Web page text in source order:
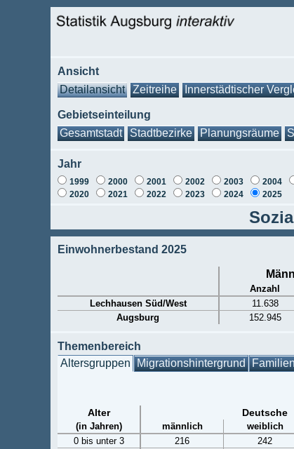
Ansicht
Detailansicht
Zeitreihe Innerstädtischer
Gebietseinteilung
Gesamtstadt
Stadtbezirke Planungsräume
Jahr
1999 2000 2001 2002 2003 2004
2020
2021 2022 2023 2024 2025
Einwohnerbestand 2025
Anzahl
Lechhausen Süd/West
11.638
Augsburg
152.945
Themenbereich
Altersgruppen Migrationshintergrund
Alter Deutsche
(in Jahren) männlich weiblich
0 bis unter 3
216 242